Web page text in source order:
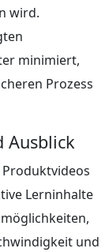
wird.
minimiert,
Prozess
Ausblick
Lerninhalte
und